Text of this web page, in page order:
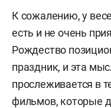
К сожалению, у
есть и не очень
Рождество
праздник, и эта
прослеживается в
фильмов, которые